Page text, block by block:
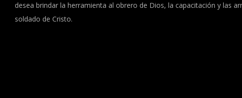
desea brindar la herramienta al obrero de Dios, la capacitación y las
soldado de Cristo.